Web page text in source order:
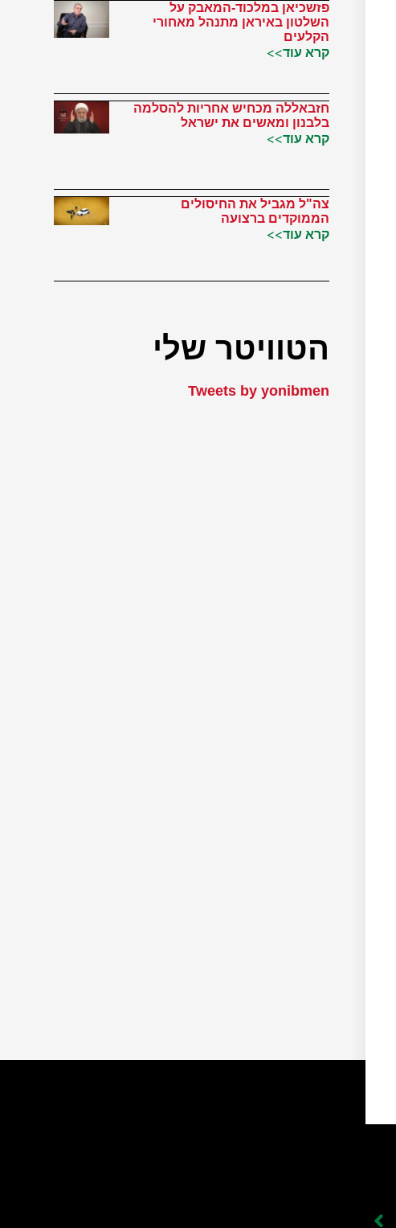
פזשכיאן במלכוד-המאבק על
השלטון באיראן מתנהל מאחורי
הקלעים
קרא עוד>>
חזבאללה מכחיש אחריות להסלמה
בלבנון ומאשים את ישראל
קרא עוד>>
צה"ל מגביל את החיסולים
הממוקדים ברצועה
קרא עוד>>
הטוויטר שלי
Tweets by yonibmen